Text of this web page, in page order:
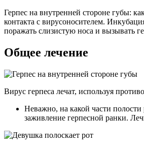
Герпес на внутренней стороне губы:
контакта с вирусоносителем.
поражать слизистую носа и вызывать
Общее лечение
Вирус герпеса лечат, используя
Неважно, на какой части полости
заживление герпесной ранки.